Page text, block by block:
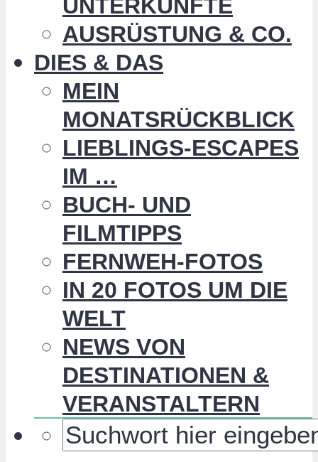
UNTERKÜNFTE
AUSRÜSTUNG & CO.
DIES & DAS
MEIN
MONATSRÜCKBLICK
LIEBLINGS-ESCAPES
IM …
BUCH- UND
FILMTIPPS
FERNWEH-FOTOS
IN 20 FOTOS UM DIE
WELT
NEWS VON
DESTINATIONEN &
VERANSTALTERN